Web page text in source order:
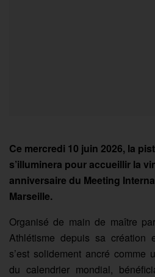
Ce mercredi 10 juin 2026, la
s’illuminera pour accueillir la
anniversaire du Meeting
Marseille.
Organisé de main de maître
Athlétisme depuis sa création
s’est solidement ancré comme
du calendrier mondial,